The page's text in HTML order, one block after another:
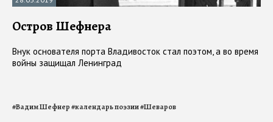
Остров Шефнера
Внук основателя порта Владивосток стал поэтом, а во время
войны защищал Ленинград
#Вадим Шефнер#календарь поэзии#Шеваров